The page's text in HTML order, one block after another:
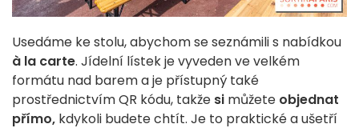
Usedáme ke stolu, abychom se seznámili s nabídkou
à la carte. Jídelní lístek je vyveden ve velkém
formátu nad barem a je přístupný také
prostřednictvím QR kódu, takže si můžete objednat
přímo, kdykoli budete chtít. Je to praktické a ušetří